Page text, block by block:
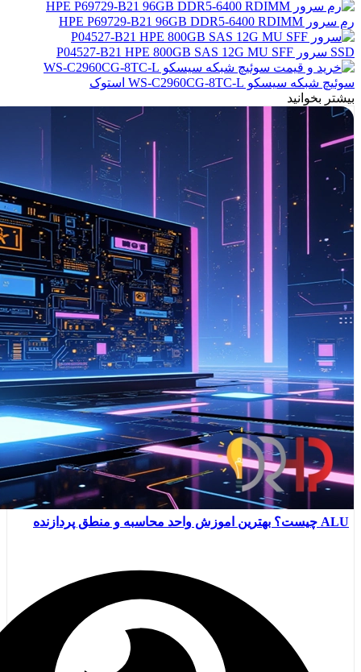
رم سرور HPE P69729-B21 96GB DDR5-6400 RDIMM
SSD سرور P04527-B21 HPE 800GB SAS 12G MU SFF
سوئیچ شبکه سیسکو WS-C2960CG-8TC-L استوک
بیشتر بخوانید
ALU چیست؟ بهترین اموزش واحد محاسبه و منطق پردازنده